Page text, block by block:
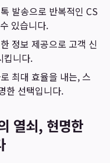
발송으로 반복적인 CS
있습니다.
정보 제공으로 고객 신
킵니다.
최대 효율을 내는, 스
한 선택입니다.
열쇠, 현명한